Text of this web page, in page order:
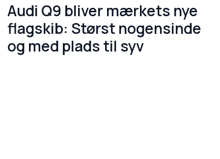
Audi Q9 bliver mærkets nye
flagskib: Størst nogensinde
og med plads til syv